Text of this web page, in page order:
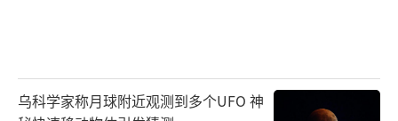
乌科学家称月球附近观测到多个UFO 神